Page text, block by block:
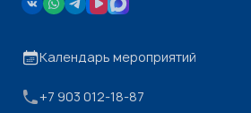
Календарь мероприятий
+7 903 012-18-87